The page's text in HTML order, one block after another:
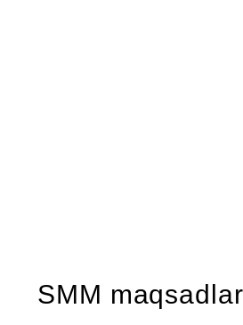
SMM